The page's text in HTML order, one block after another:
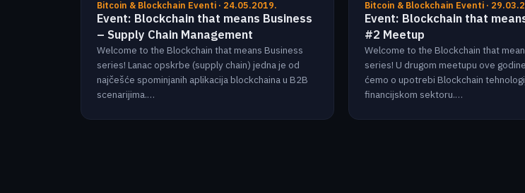
Bitcoin & Blockchain Eventi · 24.05.2019.
Event: Blockchain that means Business
– Supply Chain Management
Welcome to the Blockchain that means Business
series! Lanac opskrbe (supply chain) jedna je od
najčešće spominjanih aplikacija blockchaina u B2B
scenarijima.…
Bitcoin & Blockchain Eventi ·
Event: Blockchain that
#2 Meetup
Welcome to the Blockchain that
series! U drugom meetupu ove
ćemo o upotrebi Blockchain
financijskom sektoru.…